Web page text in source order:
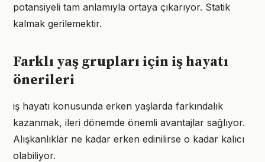
potansiyeli tam anlamıyla ortaya çıkarıyor. Statik
kalmak gerilemektir.
Farklı yaş grupları için iş hayatı
önerileri
iş hayatı konusunda erken yaşlarda farkındalık
kazanmak, ileri dönemde önemli avantajlar sağlıyor.
Alışkanlıklar ne kadar erken edinilirse o kadar kalıcı
olabiliyor.